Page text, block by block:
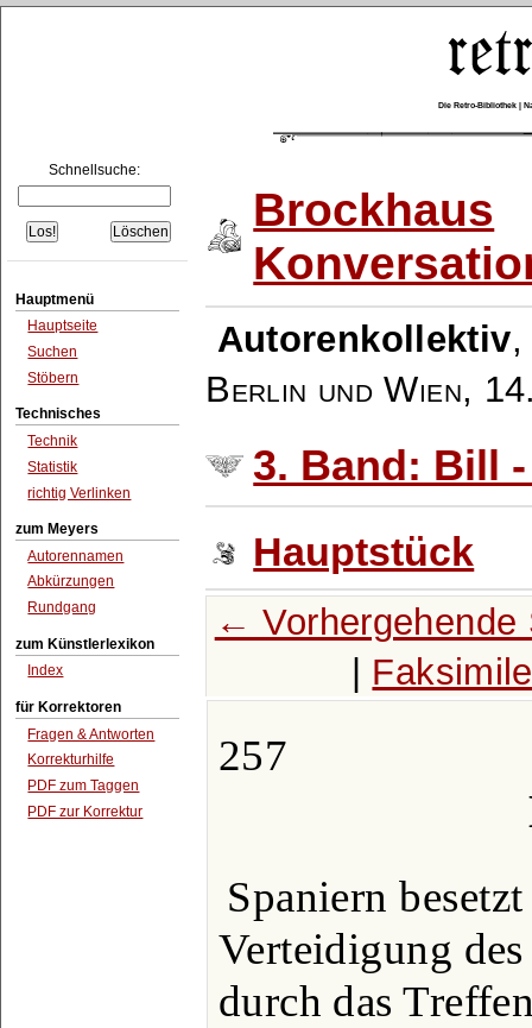
Die Retro-Bibliothek |
Schnellsuche:
Hauptmenü
Hauptseite
Suchen
Stöbern
Technisches
Technik
Statistik
richtig Verlinken
zum Meyers
Autorennamen
Abkürzungen
Rundgang
zum Künstlerlexikon
Index
für Korrektoren
Fragen & Antworten
Korrekturhilfe
PDF zum Taggen
PDF zur Korrektur
Brockhaus
Autorenkollektiv
Berlin und Wien,
3. Band: Bill
Hauptstück
← Vorhergehende
| Faksimile
257
Spaniern
Verteidigung
durch das